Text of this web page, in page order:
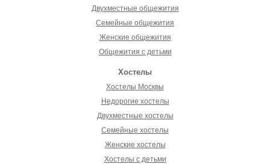
Двухместные общежития
Семейные общежития
Женские общежития
Общежития с детьми
Хостелы
Хостелы Москвы
Недорогие хостелы
Двухместные хостелы
Семейные хостелы
Женские хостелы
Хостелы с детьми